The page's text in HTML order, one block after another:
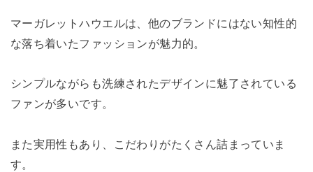
マーガレットハウエルは、他のブランドにはない知性的
な落ち着いたファッションが魅力的。
シンプルながらも洗練されたデザインに魅了されている
ファンが多いです。
また実用性もあり、こだわりがたくさん詰まっていま
す。